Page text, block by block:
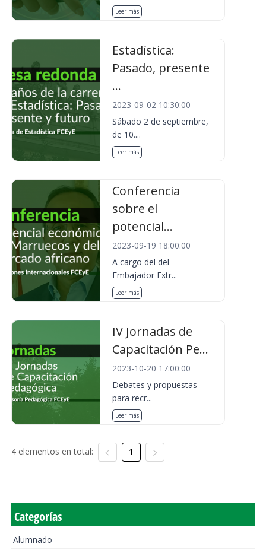
Leer más
Estadística:
Pasado, presente
...
2023-09-02 10:30:00
Sábado 2 de septiembre,
de 10....
Leer más
Conferencia
sobre el
potencial...
2023-09-19 18:00:00
A cargo del del
Embajador Extr...
Leer más
IV Jornadas de
Capacitación Pe...
2023-10-20 17:00:00
Debates y propuestas
para recr...
Leer más
4 elementos en total: 1
Categorías
Alumnado